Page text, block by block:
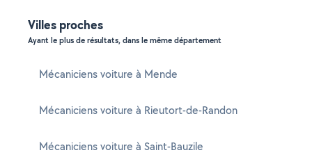
Villes proches
Ayant le plus de résultats, dans le même département
Mécaniciens voiture à Mende
Mécaniciens voiture à Rieutort-de-Randon
Mécaniciens voiture à Saint-Bauzile